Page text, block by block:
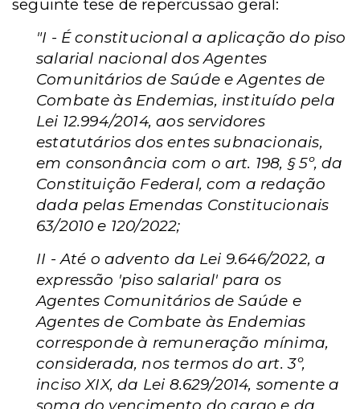
seguinte tese de repercussão geral:
"I - É constitucional a aplicação do piso
salarial nacional dos Agentes
Comunitários de Saúde e Agentes de
Combate às Endemias, instituído pela
Lei 12.994/2014, aos servidores
estatutários dos entes subnacionais,
em consonância com o art. 198, § 5º, da
Constituição Federal, com a redação
dada pelas Emendas Constitucionais
63/2010 e 120/2022;
II - Até o advento da Lei 9.646/2022, a
expressão 'piso salarial' para os
Agentes Comunitários de Saúde e
Agentes de Combate às Endemias
corresponde à remuneração mínima,
considerada, nos termos do art. 3º,
inciso XIX, da Lei 8.629/2014, somente a